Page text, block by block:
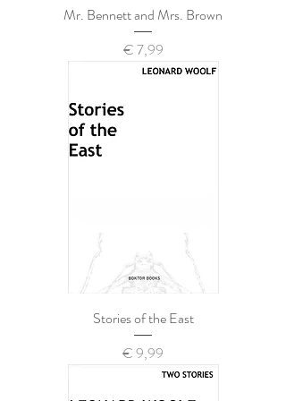
Mr. Bennett and Mrs. Brown
Prijs
€ 7,99
Stories of the East
Prijs
€ 9,99